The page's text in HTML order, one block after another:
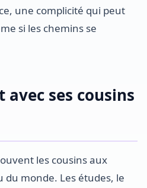
une complicité qui peut
si les chemins se
avec ses cousins
les cousins aux
du monde. Les études, le